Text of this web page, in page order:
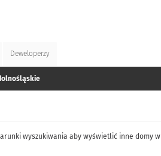
Deweloperzy
wyszukiwania aby wyświetlić inne domy w